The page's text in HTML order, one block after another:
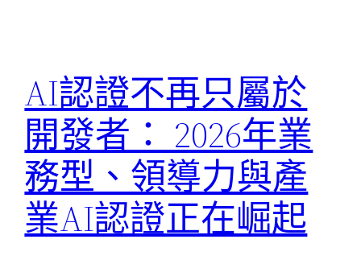
AI認證不再只屬於
開發者： 2026年業
務型、領導力與產
業AI認證正在崛起